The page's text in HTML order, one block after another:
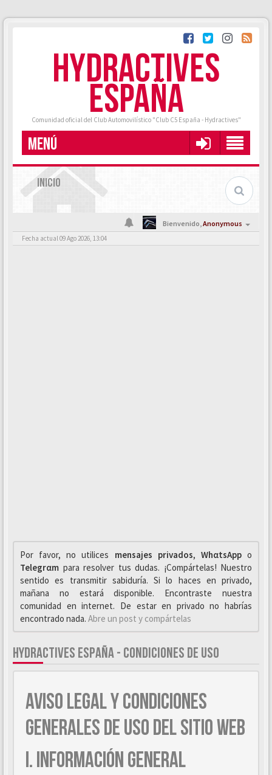
HYDRACTIVES
ESPAÑA
Comunidad oficial del Club Automovilístico "Club C5 España - Hydractives"
MENÚ
INICIO
Bienvenido,Anonymous
Fecha actual 09 Ago 2026, 13:04
Por favor, no utilices mensajes privados, WhαtsAppo
Telegrαm para resolver tus dudas. ¡Compártelas! Nuestro
sentido es transmitir sabiduría. Si lo haces en privado,
mañana no estará disponible. Encontraste nuestra
comunidad en internet. De estar en privado no habrías
encontrado nada. Abre un post y compártelas
HYDRACTIVES ESPAÑA - CONDICIONES DE USO
AVISO LEGAL Y CONDICIONES
GENERALES DE USO DEL SITIO WEB
I. INFORMACIÓN GENERAL